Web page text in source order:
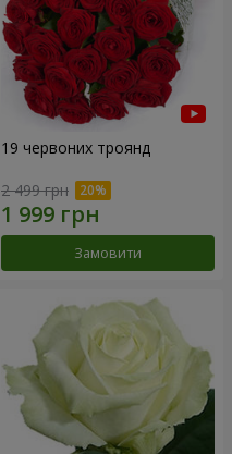
19 червоних троянд
2 499 грн
Замовити